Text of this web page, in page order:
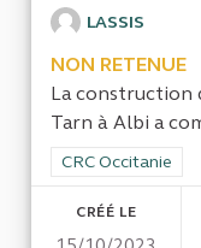
LASSIS
NON RETENUE
La construction
Tarn à Albi a
Filtrer les
CRC Occitanie
CRÉÉ LE